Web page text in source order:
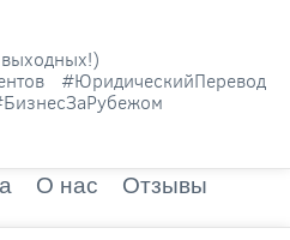
#ЮридическийПеревод
О нас Отзывы